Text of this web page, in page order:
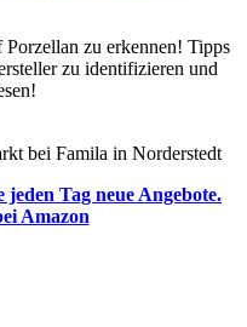
zu erkennen! Tipps
zu identifizieren und
bei Famila in Norderstedt
jeden Tag neue Angebote.
Amazon